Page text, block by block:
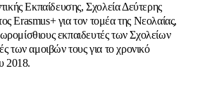
Εκπαίδευσης, Σχολεία Δεύτερης
Erasmus+ για τον τομέα της Νεολαίας,
εκπαιδευτές των Σχολείων
των αμοιβών τους για το χρονικό
2018.